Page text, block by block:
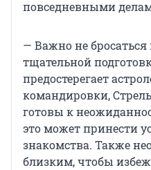
повседневными
— Важно не
тщательной
предостерегает
командировки,
готовы к
это может принести
знакомства. Также
близким, чтобы